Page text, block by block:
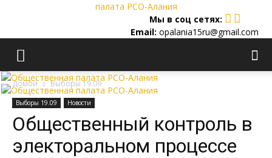
палата РСО-Алания
Мы в соц сетях:
Email: opalania15ru@gmail.com
Домой Выборы 19.09
Выборы 19.09 Новости
Общественный контроль в
электоральном процессе